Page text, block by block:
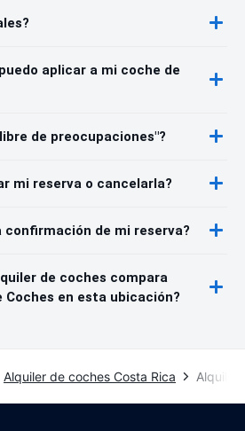
aplicar a mi coche de
de preocupaciones"?
mi reserva o cancelarla?
confirmación de mi reserva?
de coches compara
Coches en esta ubicación?
Alquiler de coches Costa Rica Alquiler